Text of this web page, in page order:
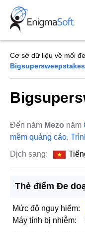
Skip
content
Cơ sở dữ liệu về mối
Đến năm Mezo năm
mềm quảng cáo,
Dịch sang:
Thẻ điểm Đe
Mức độ nguy hiểm:
Máy tính bị nhiễm: